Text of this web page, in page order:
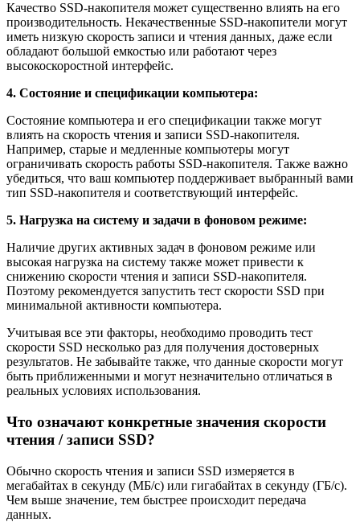
Качество SSD-накопителя может существенно влиять на его
производительность. Некачественные SSD-накопители могут
иметь низкую скорость записи и чтения данных, даже если
обладают большой емкостью или работают через
высокоскоростной интерфейс.
4. Состояние и спецификации компьютера:
Состояние компьютера и его спецификации также могут
влиять на скорость чтения и записи SSD-накопителя.
Например, старые и медленные компьютеры могут
ограничивать скорость работы SSD-накопителя. Также важно
убедиться, что ваш компьютер поддерживает выбранный вами
тип SSD-накопителя и соответствующий интерфейс.
5. Нагрузка на систему и задачи в фоновом режиме:
Наличие других активных задач в фоновом режиме или
высокая нагрузка на систему также может привести к
снижению скорости чтения и записи SSD-накопителя.
Поэтому рекомендуется запустить тест скорости SSD при
минимальной активности компьютера.
Учитывая все эти факторы, необходимо проводить тест
скорости SSD несколько раз для получения достоверных
результатов. Не забывайте также, что данные скорости могут
быть приближенными и могут незначительно отличаться в
реальных условиях использования.
Что означают конкретные значения скорости
чтения / записи SSD?
Обычно скорость чтения и записи SSD измеряется в
мегабайтах в секунду (МБ/с) или гигабайтах в секунду (ГБ/с).
Чем выше значение, тем быстрее происходит передача
данных.